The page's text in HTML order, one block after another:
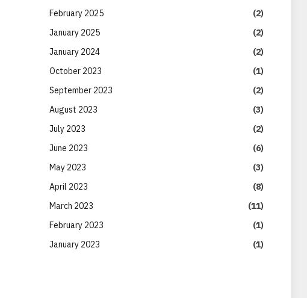
February 2025
(2)
January 2025
(2)
January 2024
(2)
October 2023
(1)
September 2023
(2)
August 2023
(3)
July 2023
(2)
June 2023
(6)
May 2023
(3)
April 2023
(8)
March 2023
(11)
February 2023
(1)
January 2023
(1)